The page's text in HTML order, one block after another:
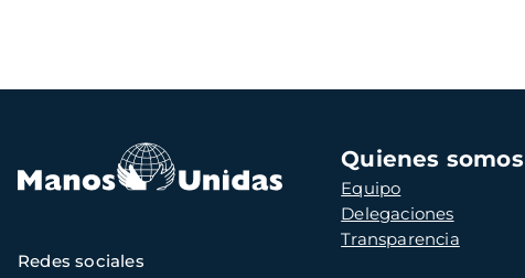
Navegación
principal
Quienes somos
Equipo
Delegaciones
Transparencia
Redes sociales